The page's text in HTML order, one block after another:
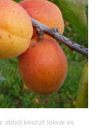
abból készült lekvár és